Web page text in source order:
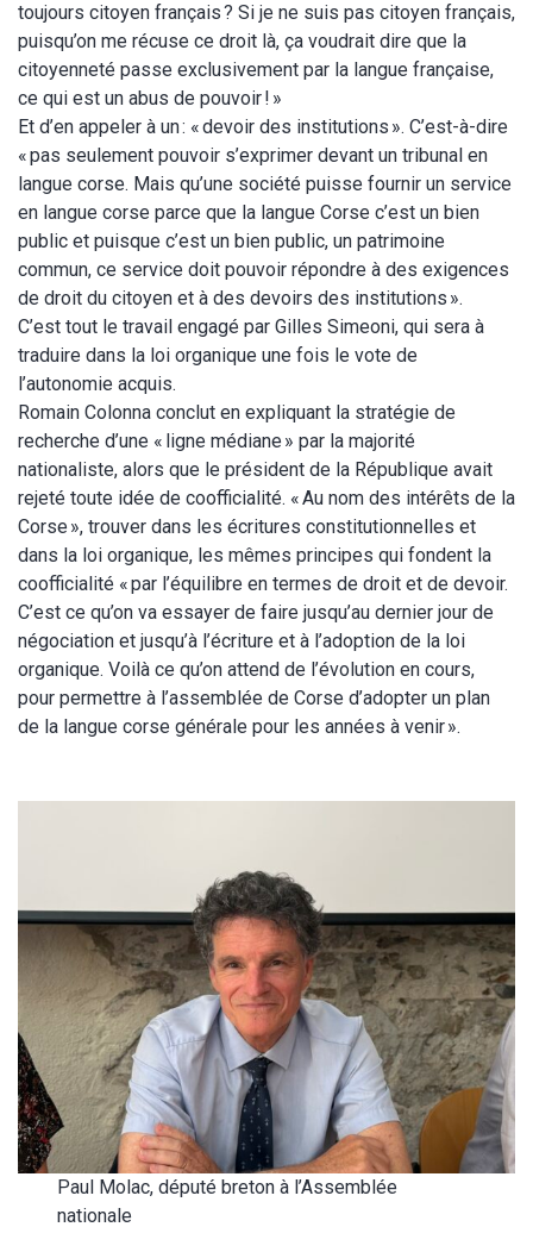
toujours citoyen français ? Si je ne suis pas citoyen français,
puisqu’on me récuse ce droit là, ça voudrait dire que la
citoyenneté passe exclusivement par la langue française,
ce qui est un abus de pouvoir ! »
Et d’en appeler à un : « devoir des institutions ». C’est-à-dire
« pas seulement pouvoir s’exprimer devant un tribunal en
langue corse. Mais qu’une société puisse fournir un service
en langue corse parce que la langue Corse c’est un bien
public et puisque c’est un bien public, un patrimoine
commun, ce service doit pouvoir répondre à des exigences
de droit du citoyen et à des devoirs des institutions ».
C’est tout le travail engagé par Gilles Simeoni, qui sera à
traduire dans la loi organique une fois le vote de
l’autonomie acquis.
Romain Colonna conclut en expliquant la stratégie de
recherche d’une « ligne médiane » par la majorité
nationaliste, alors que le président de la République avait
rejeté toute idée de coofficialité. « Au nom des intérêts de la
Corse », trouver dans les écritures constitutionnelles et
dans la loi organique, les mêmes principes qui fondent la
coofficialité « par l’équilibre en termes de droit et de devoir.
C’est ce qu’on va essayer de faire jusqu’au dernier jour de
négociation et jusqu’à l’écriture et à l’adoption de la loi
organique. Voilà ce qu’on attend de l’évolution en cours,
pour permettre à l’assemblée de Corse d’adopter un plan
de la langue corse générale pour les années à venir ».
Paul Molac, député breton à l’Assemblée
nationale